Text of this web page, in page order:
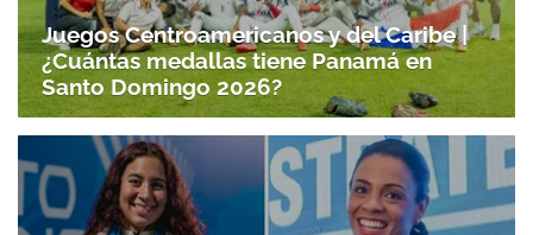
Juegos Centroamericanos y del Caribe |
¿Cuántas medallas tiene Panamá en
Santo Domingo 2026?